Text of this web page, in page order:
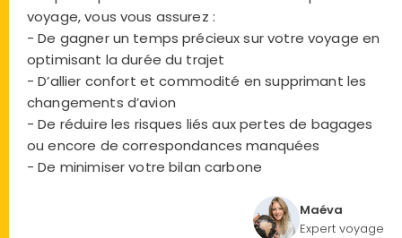
voyage, vous vous assurez :
- De gagner un temps précieux sur votre voyage en
optimisant la durée du trajet
- D’allier confort et commodité en supprimant les
changements d’avion
- De réduire les risques liés aux pertes de bagages
ou encore de correspondances manquées
- De minimiser votre bilan carbone
Maéva
Expert voyage